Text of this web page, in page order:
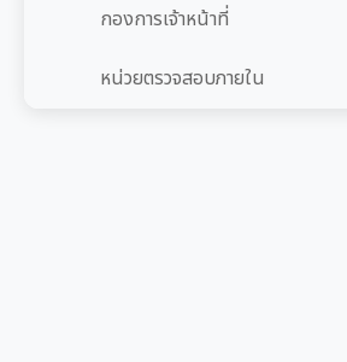
กองการเจ้าหน้าที่
หน่วยตรวจสอบภายใน